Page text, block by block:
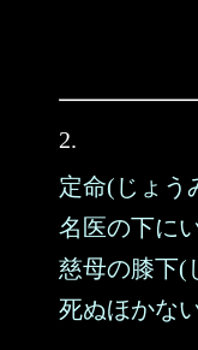
2.
定命(じょう
名医の下に
慈母の膝下(
死ぬほかな